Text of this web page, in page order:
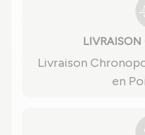
Livraison
en